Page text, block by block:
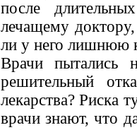
после
лечащему
ли у него лишнюю
Врачи пытались
решительный
лекарства? Риска
врачи знают, что